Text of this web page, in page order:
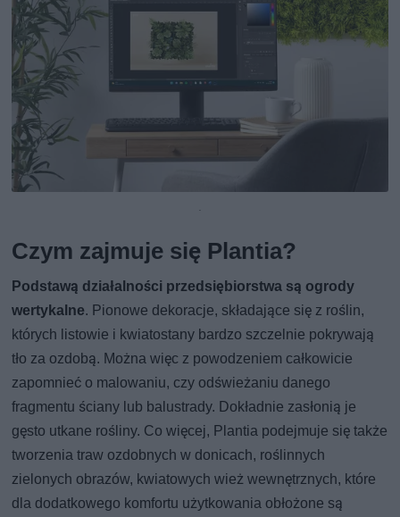
Czym zajmuje się Plantia?
Podstawą działalności przedsiębiorstwa są ogrody
wertykalne. Pionowe dekoracje, składające się z roślin,
których listowie i kwiatostany bardzo szczelnie pokrywają
tło za ozdobą. Można więc z powodzeniem całkowicie
zapomnieć o malowaniu, czy odświeżaniu danego
fragmentu ściany lub balustrady. Dokładnie zasłonią je
gęsto utkane rośliny. Co więcej, Plantia podejmuje się także
tworzenia traw ozdobnych w donicach, roślinnych
zielonych obrazów, kwiatowych wież wewnętrznych, które
dla dodatkowego komfortu użytkowania obłożone są